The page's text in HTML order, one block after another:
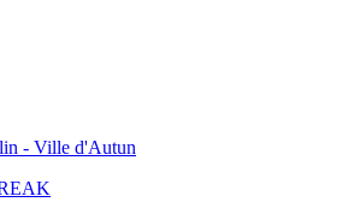
- Ville d'Autun